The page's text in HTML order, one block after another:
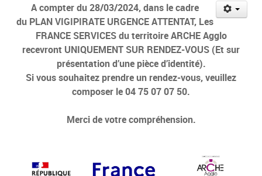
A compter du 28/03/2024, dans le cadre
du PLAN VIGIPIRATE URGENCE ATTENTAT, Les
FRANCE SERVICES du territoire ARCHE Agglo
recevront UNIQUEMENT SUR RENDEZ-VOUS (Et sur
présentation d’une pièce d’identité).
Si vous souhaitez prendre un rendez-vous, veuillez
composer le 04 75 07 07 50.
Merci de votre compréhension.